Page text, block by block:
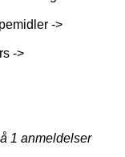
->
->
1 anmeldelser